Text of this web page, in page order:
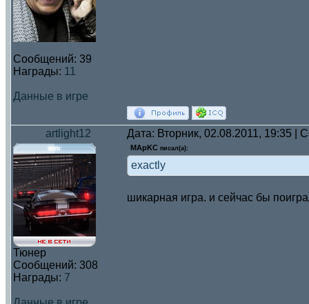
Сообщений: 39
Награды: 11
Данные в игре
artlight12 Дата: Вторник, 02.08.2011, 19:35 |
Тюнер
Сообщений: 308
Награды: 7
MApKC писал(а):
exactly
шикарная игра. и сейчас бы